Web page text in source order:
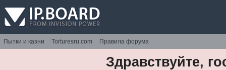
Пытки и казни Torturesru.com Правила форума
Здравствуйте,